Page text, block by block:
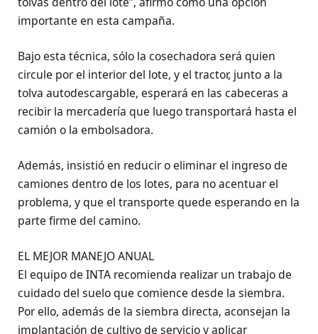
importante en esta campaña.
Bajo esta técnica, sólo la cosechadora será quien
circule por el interior del lote, y el tractor, junto a la
tolva autodescargable, esperará en las cabeceras a
recibir la mercadería que luego transportará hasta el
camión o la embolsadora.
Además, insistió en reducir o eliminar el ingreso de
camiones dentro de los lotes, para no acentuar el
problema, y que el transporte quede esperando en la
parte firme del camino.
EL MEJOR MANEJO ANUAL
El equipo de INTA recomienda realizar un trabajo de
cuidado del suelo que comience desde la siembra.
Por ello, además de la siembra directa, aconsejan la
implantación de cultivo de servicio y aplicar